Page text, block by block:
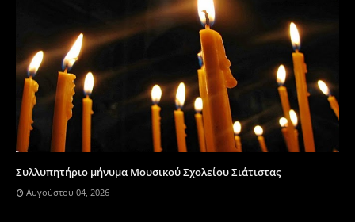
Συλλυπητήριο μήνυμα Μουσικού Σχολείου Σιάτιστας
Αυγούστου 04, 2026